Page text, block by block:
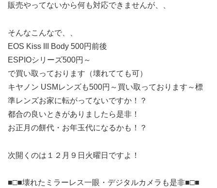
販売やってないから何も対応できませんが、、
そんなこんなで、、
EOS Kiss III Body 500円前後
ESPIOシリーズ500円～
で買い取っております（壊れてても可）
キヤノン USMレンズも500円～買い取っております～標
準レンズお家に転がってないですか！？
都合の良いときがありましたら是非！
お正月の餅代・お年玉代になるかも！？
次開くのは１２月９日火曜日ですよ！
■□■壊れたミラーレス一眼・デジタルカメラも是非■□■